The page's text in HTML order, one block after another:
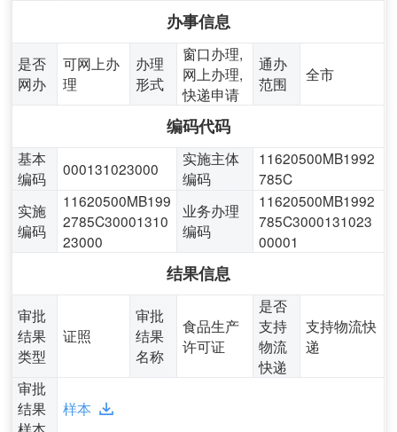
办事信息
是否
网办
可网上办
理
办理
形式
窗口办理,
网上办理,
快递申请
通办
范围
全市
编码代码
基本
编码
000131023000
实施主体
编码
11620500MB1992
785C
实施
编码
11620500MB199
2785C30001310
23000
业务办理
编码
11620500MB1992
785C3000131023
00001
结果信息
审批
结果
类型
证照
审批
结果
名称
食品生产
许可证
是否
支持
物流
快递
支持物流快
递
审批
结果
样本